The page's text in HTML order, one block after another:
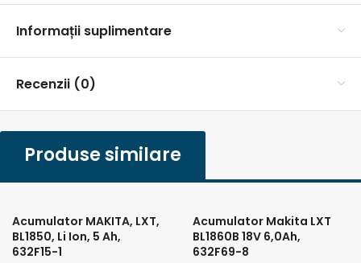
Informații suplimentare
Recenzii (0)
Produse similare
Acumulator MAKITA, LXT,
BL1850, Li Ion, 5 Ah,
632F15-1
Acumulator Makita LXT
BL1860B 18V 6,0Ah,
632F69-8